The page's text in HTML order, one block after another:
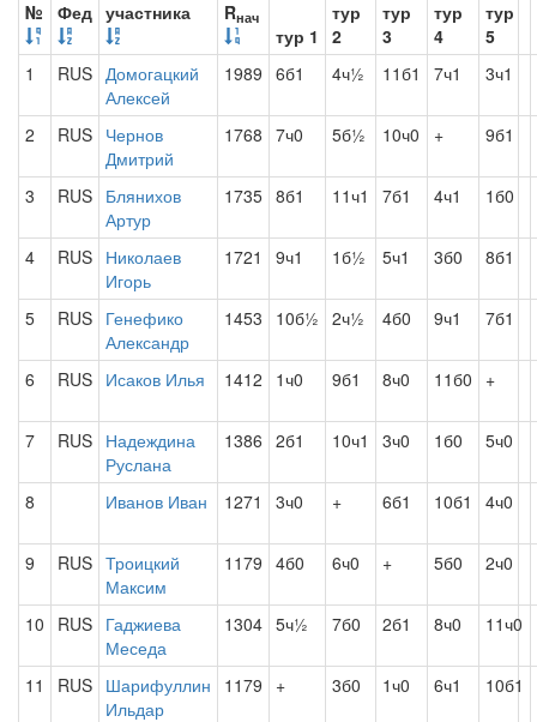
№ Фед участника
Rнач
тур 1
тур
2
тур
3
тур
4
тур
5
1
RUS Домогацкий
Алексей
1989 6б1 4ч½ 11б1 7ч1 3ч1
2 RUS Чернов
Дмитрий
1768 7ч0 5б½ 10ч0 + 9б1
3 RUS Блянихов
Артур
1735 8б1 11ч1 7б1 4ч1 1б0
4 RUS Николаев
Игорь
1721 9ч1 1б½ 5ч1 3б0 8б1
5 RUS Генефико
Александр
1453 10б½ 2ч½ 4б0 9ч1 7б1
6 RUS Исаков Илья 1412 1ч0 9б1 8ч0 11б0 +
7 RUS Надеждина
Руслана
1386 2б1 10ч1 3ч0 1б0 5ч0
8 Иванов Иван 1271 3ч0 + 6б1 10б1 4ч0
9 RUS Троицкий
Максим
1179 4б0 6ч0 + 5б0 2ч0
10 RUS Гаджиева
Меседа
1304 5ч½ 7б0 2б1 8ч0 11ч0
11 RUS Шарифуллин
Ильдар
1179 + 3б0 1ч0 6ч1 10б1